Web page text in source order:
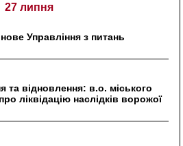
27 липня
Управління з питань
та відновлення: в.о. міського
ліквідацію наслідків ворожої